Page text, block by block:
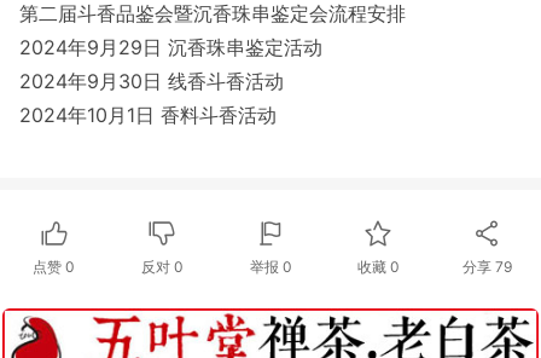
第二届斗香品鉴会暨沉香珠串鉴定会流程安排
2024年9月29日 沉香珠串鉴定活动
2024年9月30日 线香斗香活动
2024年10月1日 香料斗香活动
点赞0 反对 0 举报 0 收藏 0 分享 79